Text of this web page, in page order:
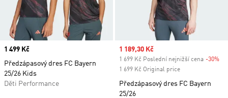
Price
1 499 Kč
Předzápasový dres FC Bayern
25/26 Kids
Děti Performance
Sale price
1 189,30 Kč
1 699 Kč Poslední nejnižší cena -30%
1 699 Kč Original price
Předzápasový dres FC Bayern
25/26